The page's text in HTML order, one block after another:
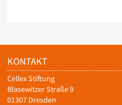
KONTAKT
Cellex Stiftung
Blasewitzer Straße 9
01307 Dresden